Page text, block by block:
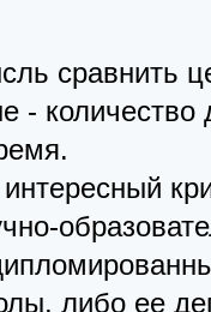
сравнить
-
либо ее